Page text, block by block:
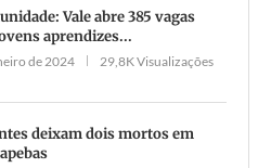
Vale abre 385 vagas
aprendizes...
de 2024 29,8K Visualizações
deixam dois mortos em